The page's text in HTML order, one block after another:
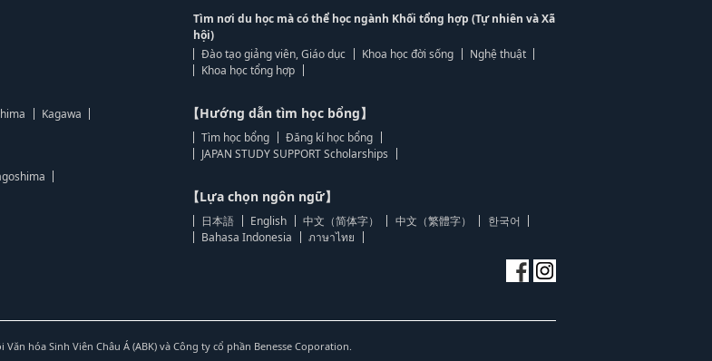
Kagawa
Tìm nơi du học mà có thể học ngành Khối tổng hợp (Tự nhiên và Xã
hội)
Đào tạo giảng viên, Giáo dục
Khoa học đời sống
Nghệ thuật
Khoa học tổng hợp
【Hướng dẫn tìm học bổng】
Tìm học bổng
Đăng kí học bổng
JAPAN STUDY SUPPORT Scholarships
【Lựa chọn ngôn ngữ】
日本語 English 中文（简体字） 中文（繁體字）
한국어
Bahasa Indonesia
ภาษาไทย
hóa Sinh Viên Châu Á (ABK) và Công ty cổ phần Benesse Coporation.